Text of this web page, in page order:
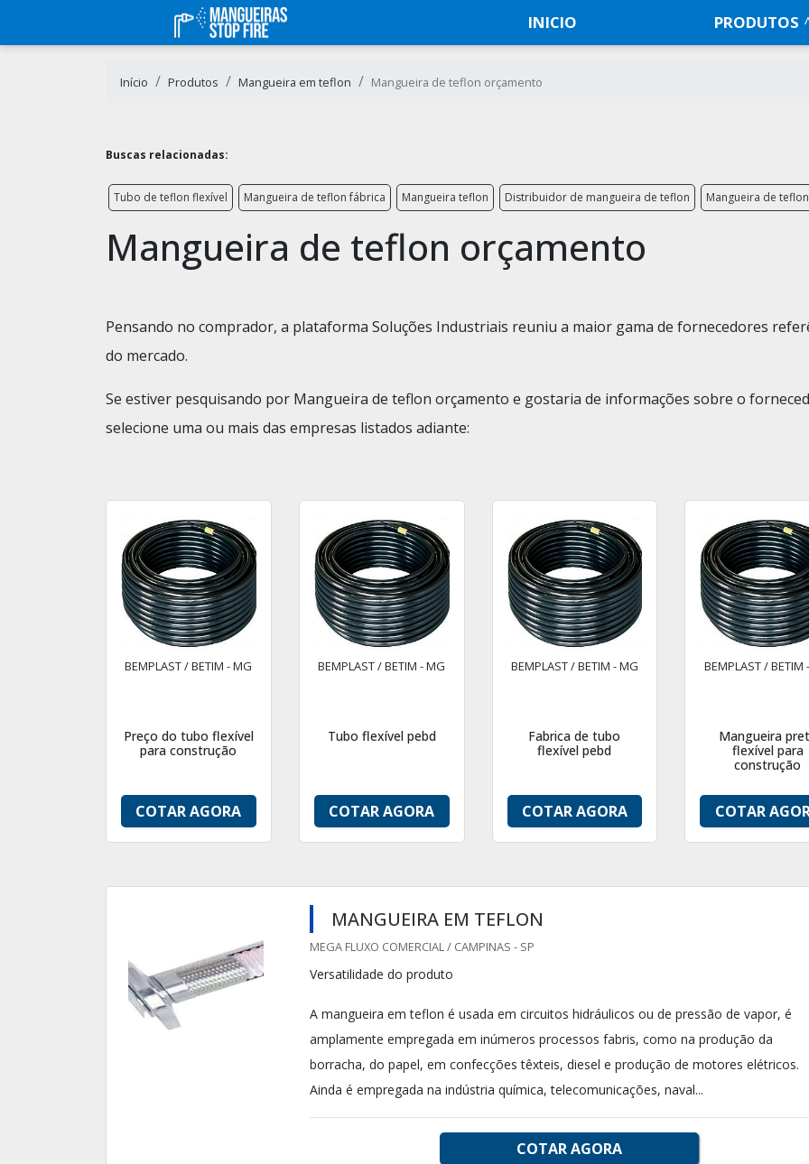
INICIO PRODUTOS
Início Produtos Mangueira em teflon Mangueira de teflon orçamento
Buscas relacionadas:
Tubo de teflon flexível Mangueira de teflon fábrica Mangueira teflon Distribuidor de mangueira de teflon Mangueira de
Mangueira de teflon orçamento
Pensando no comprador, a plataforma Soluções Industriais reuniu a maior gama de fornecedores
do mercado.
Se estiver pesquisando por Mangueira de teflon orçamento e gostaria de informações sobre o
selecione uma ou mais das empresas listados adiante:
BEMPLAST / BETIM - MG
Preço do tubo flexível
para construção
COTAR AGORA
BEMPLAST / BETIM - MG
Tubo flexível pebd
COTAR AGORA
BEMPLAST / BETIM - MG
Fabrica de tubo
flexível pebd
COTAR AGORA
BEMPLAST / BETIM
Mangueira
flexível para
construção
COTAR
MANGUEIRA EM TEFLON
MEGA FLUXO COMERCIAL / CAMPINAS - SP
Versatilidade do produto
A mangueira em teflon é usada em circuitos hidráulicos ou de pressão de vapor, é
amplamente empregada em inúmeros processos fabris, como na produção da
borracha, do papel, em confecções têxteis, diesel e produção de motores elétricos.
Ainda é empregada na indústria química, telecomunicações, naval...
COTAR AGORA